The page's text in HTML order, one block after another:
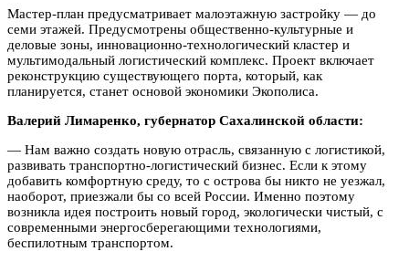
Мастер-план предусматривает малоэтажную застройку — до
семи этажей. Предусмотрены общественно-культурные и
деловые зоны, инновационно-технологический кластер и
мультимодальный логистический комплекс. Проект включает
реконструкцию существующего порта, который, как
планируется, станет основой экономики Экополиса.
Валерий Лимаренко, губернатор Сахалинской области:
— Нам важно создать новую отрасль, связанную с логистикой,
развивать транспортно-логистический бизнес. Если к этому
добавить комфортную среду, то с острова бы никто не уезжал,
наоборот, приезжали бы со всей России. Именно поэтому
возникла идея построить новый город, экологически чистый, с
современными энергосберегающими технологиями,
беспилотным транспортом.